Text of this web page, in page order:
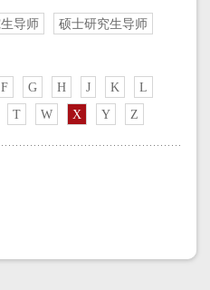
导师 硕士研究生导师
F G H J K
L
T W X Y Z